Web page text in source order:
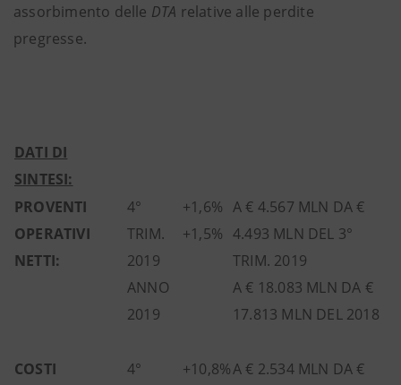
assorbimento delle DTA relative alle perdite
pregresse.
DATI DI
SINTESI:
PROVENTI
OPERATIVI
NETTI:
4°
TRIM.
2019
ANNO
2019
+1,6%
+1,5%
A € 4.567 MLN DA €
4.493 MLN DEL 3°
TRIM. 2019
A € 18.083 MLN DA €
17.813 MLN DEL 2018
COSTI
4°
+10,8%A € 2.534 MLN DA €